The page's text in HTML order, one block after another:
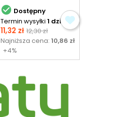
 Dostępny
Termin wysyłki 1 dzień
Cena
11,32 zł Cena
podstawowa
12,30 zł
Najniższa cena:10,86 zł
+4%